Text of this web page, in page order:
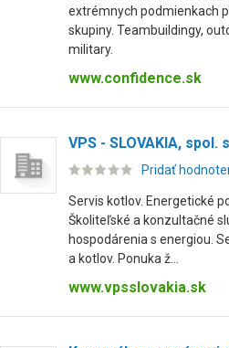
extrémnych podmienkach
skupiny. Teambuildingy,
military.
www.confidence.sk
VPS - SLOVAKIA, spol.
Pridať
Servis kotlov. Energetické
Školiteľské a konzultačné
hospodárenia s energiou.
a kotlov. Ponuka ž...
www.vpsslovakia.sk